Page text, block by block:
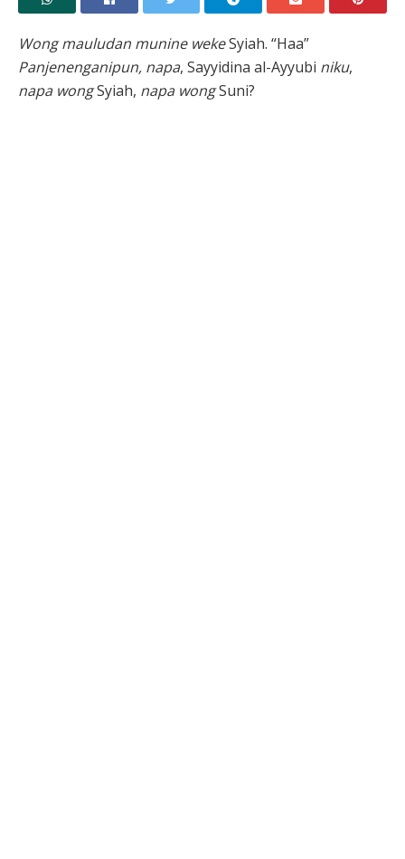
Wong mauludan munine wekeSyiah. “Haa”
Panjenenganipun, napa, Sayyidina al-Ayyubi niku,
napa wongSyiah, napa wongSuni?